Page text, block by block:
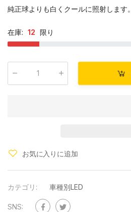
純正球よりも白くクールに照射します。
在庫: 12 限り
お気に入りに追加
カテゴリ: 車種別LED
SNS: